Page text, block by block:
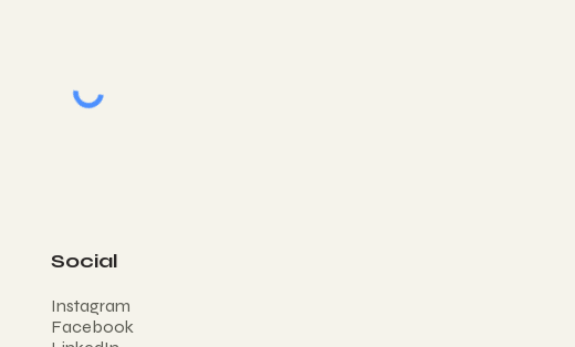
Social
Instagram
Facebook